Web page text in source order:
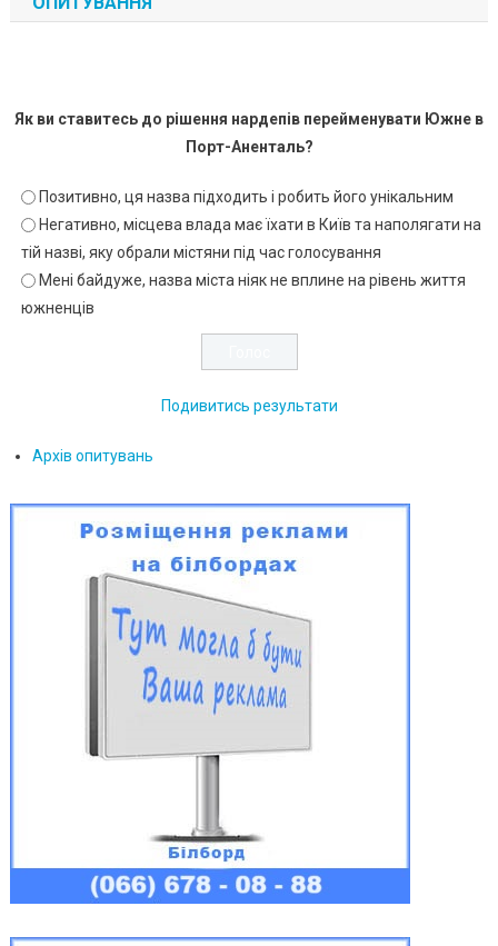
Як ви ставитесь до рішення нардепів перейменувати Южне в
Порт-Аненталь?
Позитивно, ця назва підходить і робить його унікальним
Негативно, місцева влада має їхати в Київ та наполягати на
тій назві, яку обрали містяни під час голосування
Мені байдуже, назва міста ніяк не вплине на рівень життя
южненців
Подивитись результати
Архів опитувань